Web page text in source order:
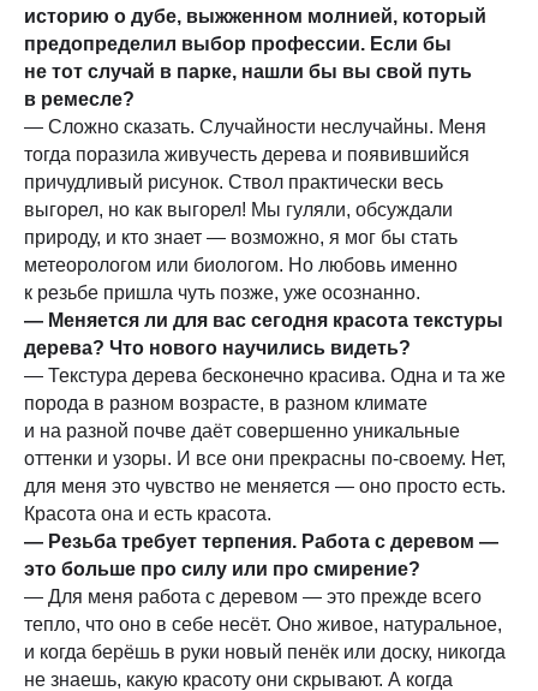
историю о дубе, выжженном молнией, который
предопределил выбор профессии. Если бы
не тот случай в парке, нашли бы вы свой путь
в ремесле?
— Сложно сказать. Случайности неслучайны. Меня
тогда поразила живучесть дерева и появившийся
причудливый рисунок. Ствол практически весь
выгорел, но как выгорел! Мы гуляли, обсуждали
природу, и кто знает — возможно, я мог бы стать
метеорологом или биологом. Но любовь именно
к резьбе пришла чуть позже, уже осознанно.
— Меняется ли для вас сегодня красота текстуры
дерева? Что нового научились видеть?
— Текстура дерева бесконечно красива. Одна и та же
порода в разном возрасте, в разном климате
и на разной почве даёт совершенно уникальные
оттенки и узоры. И все они прекрасны по-своему. Нет,
для меня это чувство не меняется — оно просто есть.
Красота она и есть красота.
— Резьба требует терпения. Работа с деревом —
это больше про силу или про смирение?
— Для меня работа с деревом — это прежде всего
тепло, что оно в себе несёт. Оно живое, натуральное,
и когда берёшь в руки новый пенёк или доску, никогда
не знаешь, какую красоту они скрывают. А когда